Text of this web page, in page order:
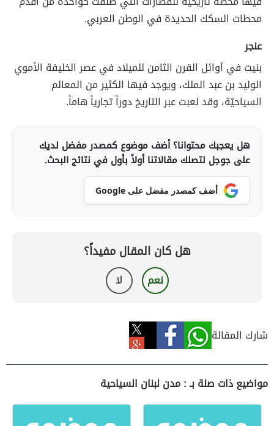
محطات السكك الحديدة في الوطن العربي.
عنجر
بنيت في أوائل القرن الثامن للميلاد في عصر الخليفة الأموي
الوليد بن عبد الملك، ويوجد فيها الكثير من المعالم
السياحيّة، وقد لعبت عبر التاريخ دوراً تجارياً هاماً.
هل يعجبك محتوانا؟ أضف موضوع كمصدر مفضل لديك
على جوجل لتصلك مقالاتنا أولاً بأول في نتائج البحث.
أضف كمصدر مفضل على Google
هل كان المقال مفيداً؟
نعم لا
شارك المقالة
مواضيع ذات صلة بـ : مدن لبنان السياحية